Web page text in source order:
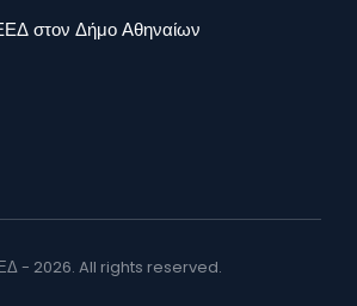
στον Δήμο Αθηναίων
- 2026. All rights reserved.